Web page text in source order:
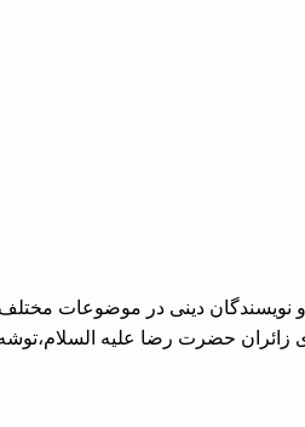
نویسندگان دینی در موضوعات مختلف
زائران حضرت رضا علیه